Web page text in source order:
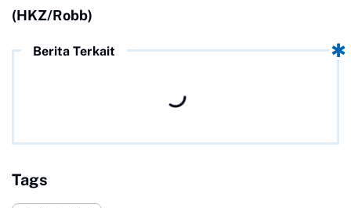
(HKZ/Robb)
Berita Terkait
Tags